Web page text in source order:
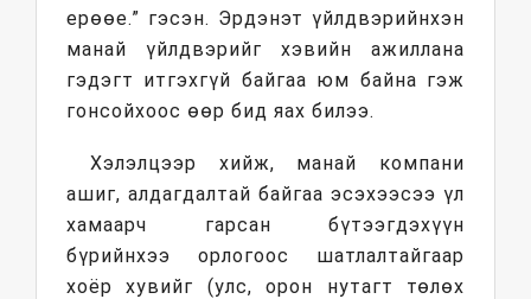
ерөөе.” гэсэн. Эрдэнэт үйлдвэрийнхэн
манай үйлдвэрийг хэвийн ажиллана
гэдэгт итгэхгүй байгаа юм байна гэж
гонсойхоос өөр бид яах билээ.
Хэлэлцээр хийж, манай компани
ашиг, алдагдалтай байгаа эсэхээсээ үл
хамаарч гарсан бүтээгдэхүүн
бүрийнхээ орлогоос шатлалтайгаар
хоёр хувийг (улс, орон нутагт төлөх